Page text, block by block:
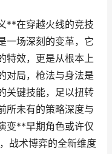
**在穿越火线的竞技
一场深刻的变革，它
特效，更是从根本上
对局，枪法与身法是
关键技能，足以扭转
所未有的策略深度与
变**早期角色或许仅
战术博弈的全新维度